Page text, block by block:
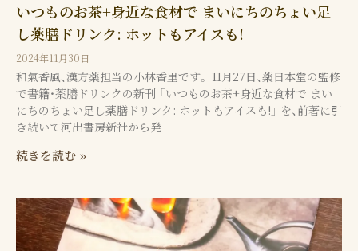
いつものお茶+身近な食材で まいにちのちょい足
し薬膳ドリンク: ホットもアイスも!
2024年11月30日
和氣香風、漢方薬担当の小林香里です。 11月27日、薬日本堂の監修
で書籍・薬膳ドリンクの新刊 「いつものお茶+身近な食材で まい
にちのちょい足し薬膳ドリンク: ホットもアイスも!」 を、前著に引
き続いて河出書房新社から発
続きを読む »